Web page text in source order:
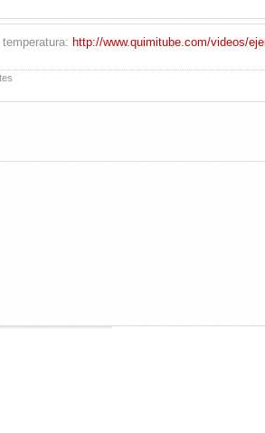
http://www.quimitube.com/videos/